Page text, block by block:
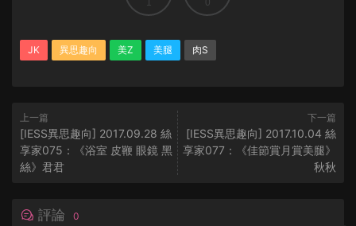
1 0
JK 異思趣向 美Z 美腿 肉S
上一篇
[IESS異思趣向] 2017.09.28 絲
享家075：《浴室 皮鞭 眼鏡 黑
絲》君君
下一篇
[IESS異思趣向] 2017.10.04 絲
享家077：《佳節賞月賞美腿》
秋秋
評論 0